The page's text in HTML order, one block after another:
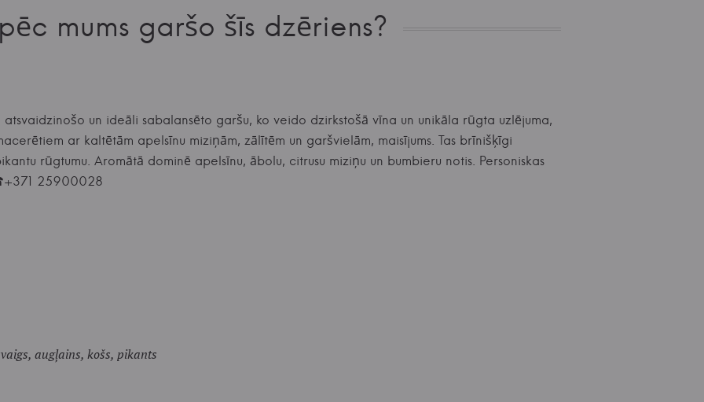
mums garšo šīs dzēriens?
un ideāli sabalansēto garšu, ko veido dzirkstošā vīna un unikāla rūgta uzlējuma,
ar kaltētām apelsīnu miziņām, zālītēm un garšvielām, maisījums. Tas brīnišķīgi
rūgtumu. Aromātā dominē apelsīnu, ābolu, citrusu miziņu un bumbieru notis. Personiskas
25900028
augļains, košs, pikants